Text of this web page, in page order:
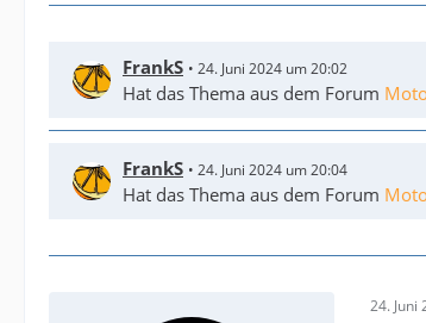
FrankS 24. Juni 2024 um 20:02
Hat das Thema aus dem Forum
FrankS 24. Juni 2024 um 20:04
Hat das Thema aus dem Forum
24. Juni